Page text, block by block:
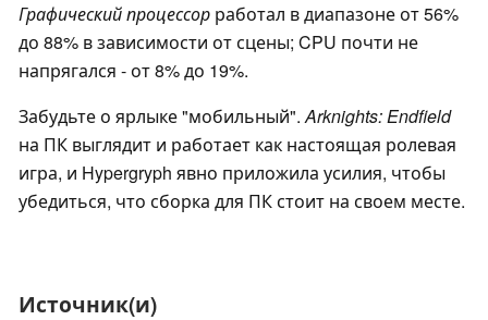
Графический процессор работал в диапазоне от 56%
до 88% в зависимости от сцены; CPU почти не
напрягался - от 8% до 19%.
Забудьте о ярлыке "мобильный". Arknights: Endfield
на ПК выглядит и работает как настоящая ролевая
игра, и Hypergryph явно приложила усилия, чтобы
убедиться, что сборка для ПК стоит на своем месте.
Источник(и)